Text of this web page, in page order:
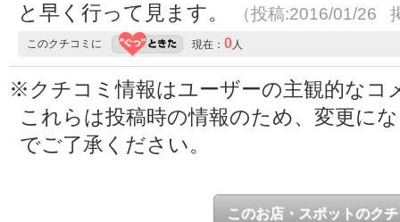
と早く行って見ます。
（投稿:2016/01/26
このクチコミに 現在： 0人
※クチコミ情報はユーザーの主観的なコ
これらは投稿時の情報のため、変更に
でご了承ください。
このお店・スポットのク